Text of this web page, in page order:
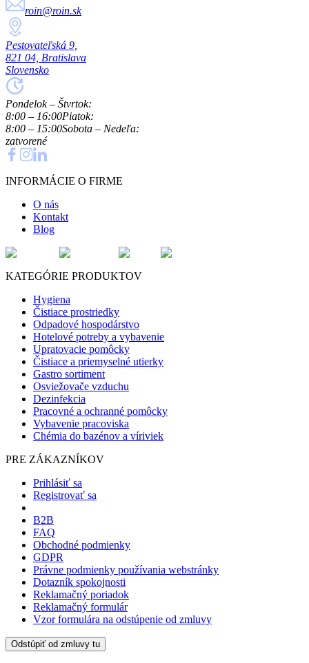
roin@roin.sk
Pestovateľská 9,
821 04, Bratislava
Slovensko
Pondelok – Štvrtok:
8:00 – 16:00Piatok:
8:00 – 15:00Sobota – Nedeľa:
zatvorené
INFORMÁCIE O FIRME
O nás
Kontakt
Blog
KATEGÓRIE PRODUKTOV
Hygiena
Čistiace prostriedky
Odpadové hospodárstvo
Hotelové potreby a vybavenie
Upratovacie pomôcky
Čistiace a priemyselné utierky
Gastro sortiment
Osviežovače vzduchu
Dezinfekcia
Pracovné a ochranné pomôcky
Vybavenie pracoviska
Chémia do bazénov a víriviek
PRE ZÁKAZNÍKOV
Prihlásiť sa
Registrovať sa
B2B
FAQ
Obchodné podmienky
GDPR
Právne podmienky používania webstránky
Dotazník spokojnosti
Reklamačný poriadok
Reklamačný formulár
Vzor formulára na odstúpenie od zmluvy
Odstúpiť od zmluvy tu